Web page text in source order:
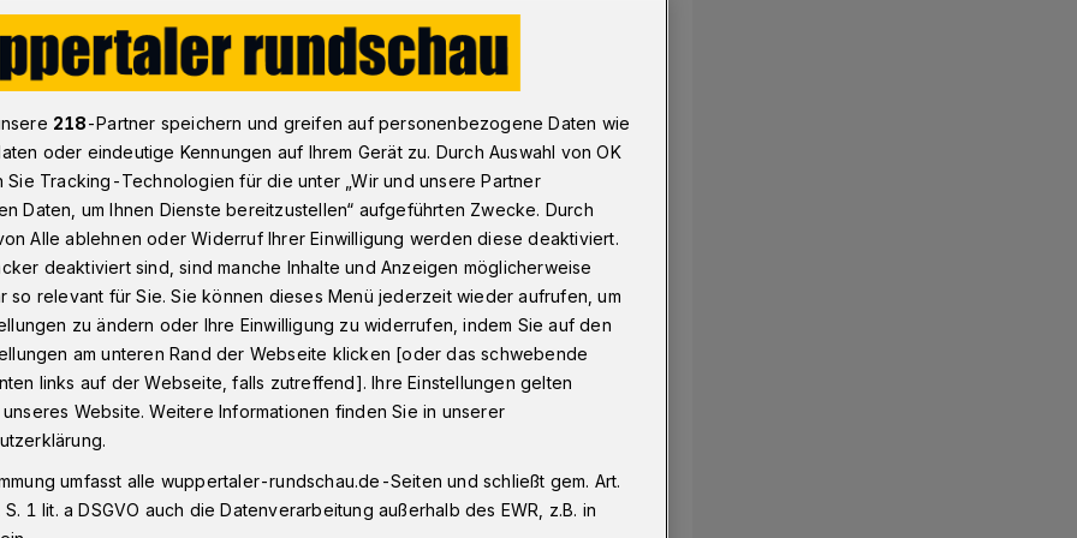
Kontrollen an Bahnhöfen und in Zügen in NRW
Kontrollen an
in Zügen
nordrhein-westfälischen
(SPNV) wird am Dienstag (24.
ob die Maskenpflicht
und Verweigerer müssen mit einem
218-Partner speichern und greifen auf personenbezogene Daten wie
oder eindeutige Kennungen auf Ihrem Gerät zu. Durch Auswahl von OK
Sie Tracking-Technologien für die unter „Wir und unsere Partner
Daten, um Ihnen Dienste bereitzustellen“ aufgeführten Zwecke. Durch
Alle ablehnen oder Widerruf Ihrer Einwilligung werden diese deaktiviert.
deaktiviert sind, sind manche Inhalte und Anzeigen möglicherweise
so relevant für Sie. Sie können dieses Menü jederzeit wieder aufrufen, um
zu ändern oder Ihre Einwilligung zu widerrufen, indem Sie auf den
am unteren Rand der Webseite klicken [oder das schwebende
links auf der Webseite, falls zutreffend]. Ihre Einstellungen gelten
Website. Weitere Informationen finden Sie in unserer
umfasst alle wuppertaler-rundschau.de-Seiten und schließt gem. Art.
1 lit. a DSGVO auch die Datenverarbeitung außerhalb des EWR, z.B. in